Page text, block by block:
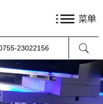
23022156